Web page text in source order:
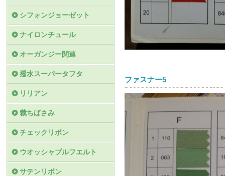
ファスナー5
シフォンジョーゼット
ナイロンチュール
オーガンジー関連
撥水スーパータフタ
リリアン
裁ちばさみ
チェックリボン
ウオッシャブルフエルト
サテンリボン